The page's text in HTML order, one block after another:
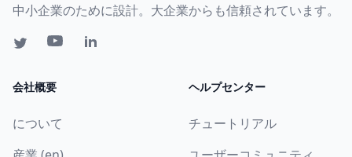
中小企業のために設計。大企業からも信頼されています。
会社概要
について
ヘルプセンター
チュートリアル